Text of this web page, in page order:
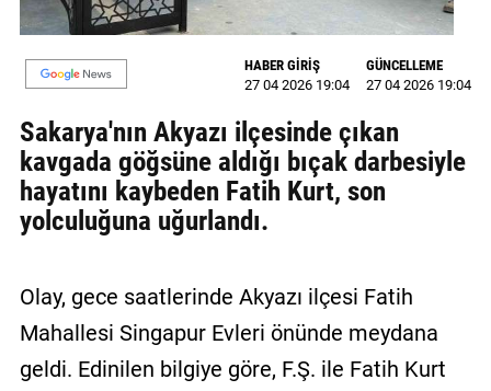
YAZARLAR
BİZE
ULAŞIN
Künye
İletişim
Gizlilik
HABER GİRİŞ
27 04 2026 19:04
GÜNCELLEME
27 04 2026 19:04
Sakarya'nın Akyazı ilçesinde çıkan
kavgada göğsüne aldığı bıçak darbesiyle
hayatını kaybeden Fatih Kurt, son
yolculuğuna uğurlandı.
Olay, gece saatlerinde Akyazı ilçesi Fatih
Mahallesi Singapur Evleri önünde meydana
geldi. Edinilen bilgiye göre, F.Ş. ile Fatih Kurt